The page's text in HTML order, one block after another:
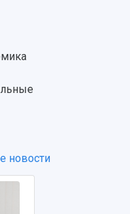
новости